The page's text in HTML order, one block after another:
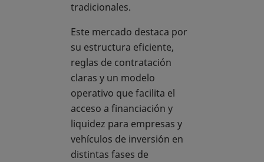
tradicionales.
Este mercado destaca por
su estructura eficiente,
reglas de contratación
claras y un modelo
operativo que facilita el
acceso a financiación y
liquidez para empresas y
vehículos de inversión en
distintas fases de